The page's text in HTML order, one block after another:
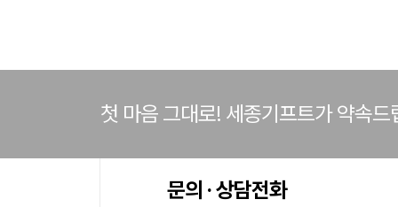
첫 마음 그대로! 세종기프트가 약속드
문의 · 상담전화